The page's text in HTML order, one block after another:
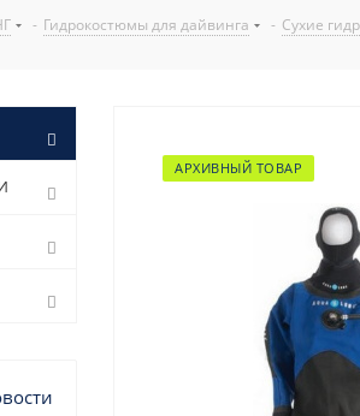
- Гидрокостюмы для дайвинга - Сухие
АРХИВНЫЙ ТОВАР